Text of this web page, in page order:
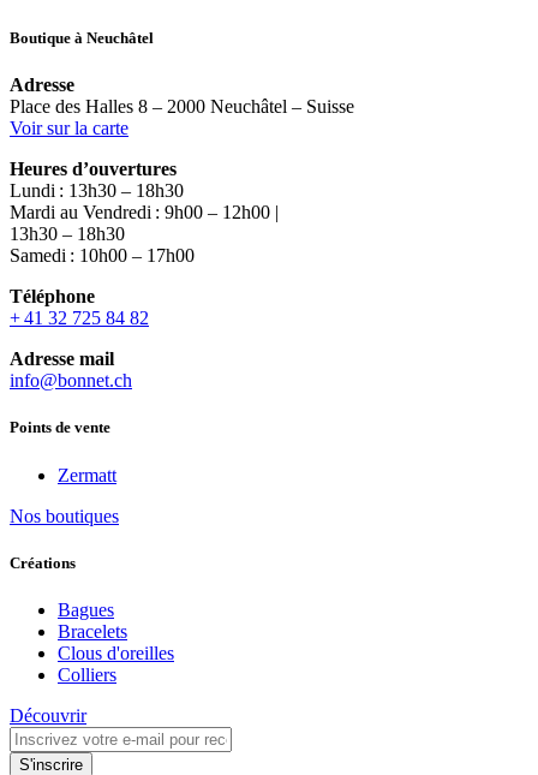
Boutique à Neuchâtel
Adresse
Place des Halles 8 – 2000 Neuchâtel – Suisse
Voir sur la carte
Heures d’ouvertures
Lundi : 13h30 – 18h30
Mardi au Vendredi : 9h00 – 12h00 |
13h30 – 18h30
Samedi : 10h00 – 17h00
Téléphone
+ 41 32 725 84 82
Adresse mail
info@bonnet.ch
Points de vente
Zermatt
Nos boutiques
Créations
Bagues
Bracelets
Clous d'oreilles
Colliers
Découvrir
S'inscrire